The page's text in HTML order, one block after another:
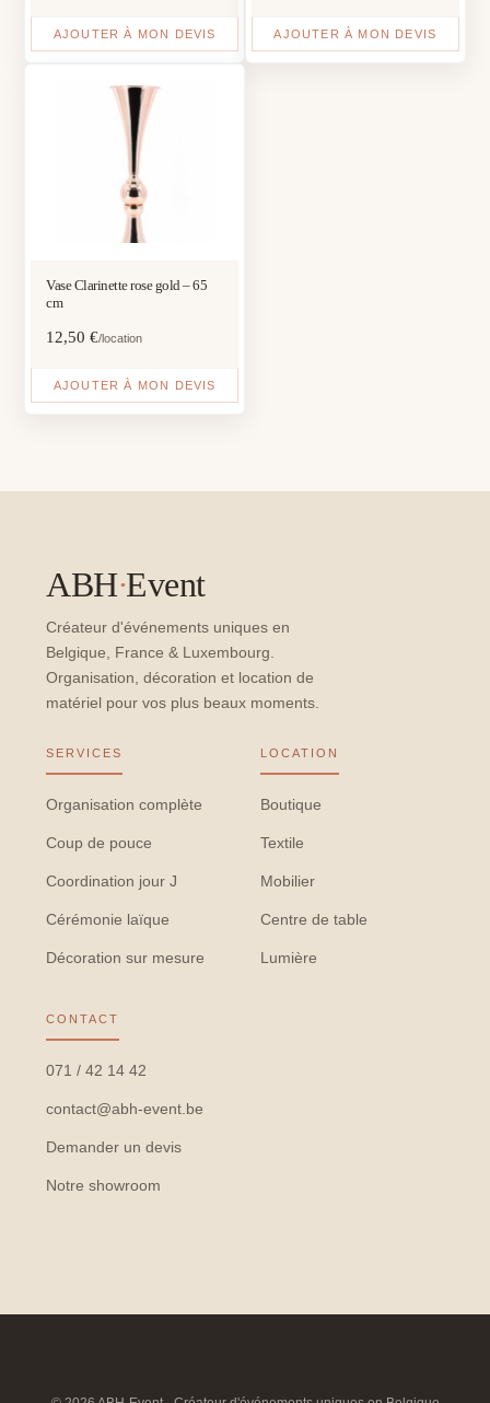
AJOUTER À MON DEVIS AJOUTER À MON DEVIS
Vase Clarinette rose gold – 65
cm
12,50€/location
AJOUTER À MON DEVIS
ABH·Event
Créateur d'événements uniques en
Belgique, France & Luxembourg.
Organisation, décoration et location de
matériel pour vos plus beaux moments.
SERVICES
Organisation complète
Coup de pouce
Coordination jour J
Cérémonie laïque
Décoration sur mesure
LOCATION
Boutique
Textile
Mobilier
Centre de table
Lumière
CONTACT
071 / 42 14 42
contact@abh-event.be
Demander un devis
Notre showroom